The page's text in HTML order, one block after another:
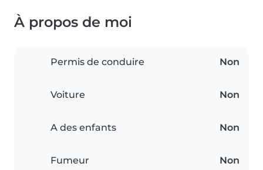
À propos de moi
Permis de conduire Non
Voiture Non
A des enfants Non
Fumeur Non